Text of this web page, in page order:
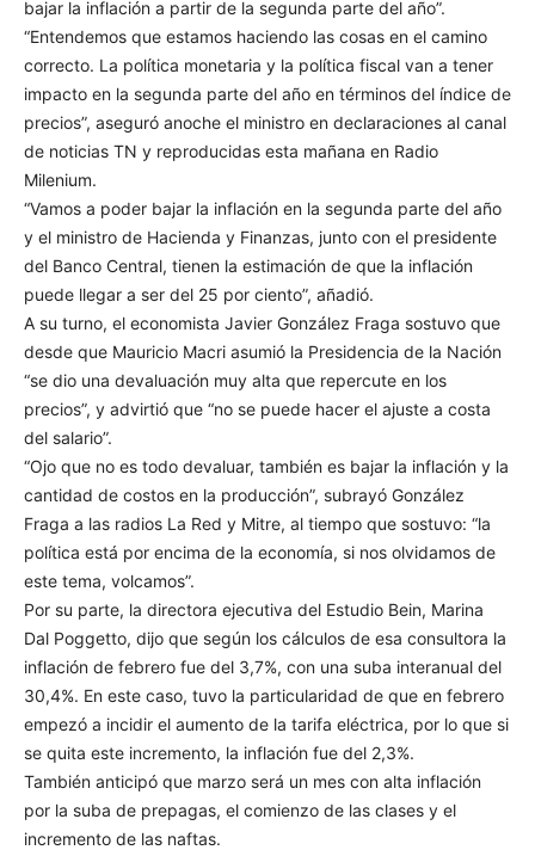
bajar la inflación a partir de la segunda parte del año”.
“Entendemos que estamos haciendo las cosas en el camino
correcto. La política monetaria y la política fiscal van a tener
impacto en la segunda parte del año en términos del índice de
precios”, aseguró anoche el ministro en declaraciones al canal
de noticias TN y reproducidas esta mañana en Radio
Milenium.
“Vamos a poder bajar la inflación en la segunda parte del año
y el ministro de Hacienda y Finanzas, junto con el presidente
del Banco Central, tienen la estimación de que la inflación
puede llegar a ser del 25 por ciento”, añadió.
A su turno, el economista Javier González Fraga sostuvo que
desde que Mauricio Macri asumió la Presidencia de la Nación
“se dio una devaluación muy alta que repercute en los
precios”, y advirtió que “no se puede hacer el ajuste a costa
del salario”.
“Ojo que no es todo devaluar, también es bajar la inflación y la
cantidad de costos en la producción”, subrayó González
Fraga a las radios La Red y Mitre, al tiempo que sostuvo: “la
política está por encima de la economía, si nos olvidamos de
este tema, volcamos”.
Por su parte, la directora ejecutiva del Estudio Bein, Marina
Dal Poggetto, dijo que según los cálculos de esa consultora la
inflación de febrero fue del 3,7%, con una suba interanual del
30,4%. En este caso, tuvo la particularidad de que en febrero
empezó a incidir el aumento de la tarifa eléctrica, por lo que si
se quita este incremento, la inflación fue del 2,3%.
También anticipó que marzo será un mes con alta inflación
por la suba de prepagas, el comienzo de las clases y el
incremento de las naftas.